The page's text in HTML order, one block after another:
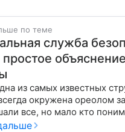
по теме
служба
из самых известных
окружена ореолом
все, но мало кто
Федеральная